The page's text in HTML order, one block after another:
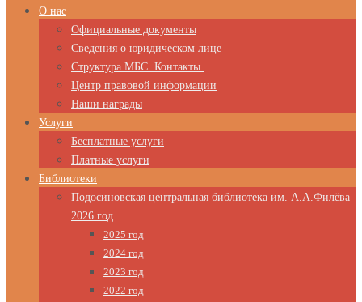
содержимому
О нас
Официальные документы
Сведения о юридическом лице
Структура МБС. Контакты.
Центр правовой информации
Наши награды
Услуги
Бесплатные услуги
Платные услуги
Библиотеки
Подосиновская центральная библиотека им. А.А.Филёва
2026 год
2025 год
2024 год
2023 год
2022 год